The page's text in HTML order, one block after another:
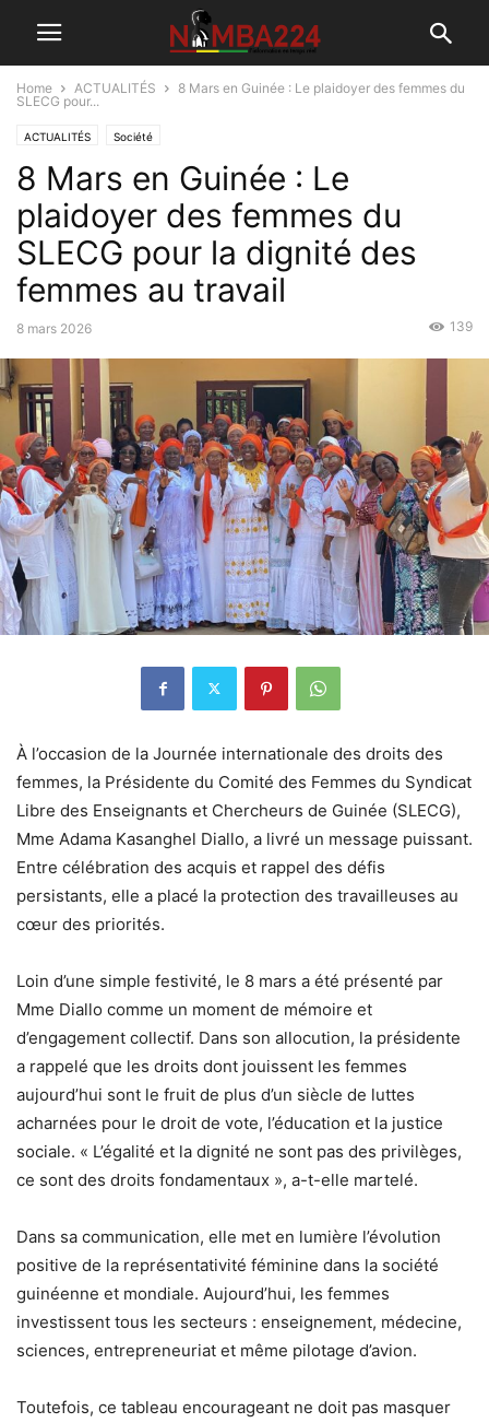
Home ACTUALITÉS
8 Mars en Guinée : Le plaidoyer des femmes du
SLECG pour...
ACTUALITÉS Société
8 Mars en Guinée : Le
plaidoyer des femmes du
SLECG pour la dignité des
femmes au travail
8 mars 2026 139
À l’occasion de la Journée internationale des droits des
femmes, la Présidente du Comité des Femmes du Syndicat
Libre des Enseignants et Chercheurs de Guinée (SLECG),
Mme Adama Kasanghel Diallo, a livré un message puissant.
Entre célébration des acquis et rappel des défis
persistants, elle a placé la protection des travailleuses au
cœur des priorités.
Loin d’une simple festivité, le 8 mars a été présenté par
Mme Diallo comme un moment de mémoire et
d’engagement collectif. Dans son allocution, la présidente
a rappelé que les droits dont jouissent les femmes
aujourd’hui sont le fruit de plus d’un siècle de luttes
acharnées pour le droit de vote, l’éducation et la justice
sociale. « L’égalité et la dignité ne sont pas des privilèges,
ce sont des droits fondamentaux », a-t-elle martelé.
Dans sa communication, elle met en lumière l’évolution
positive de la représentativité féminine dans la société
guinéenne et mondiale. Aujourd’hui, les femmes
investissent tous les secteurs : enseignement, médecine,
sciences, entrepreneuriat et même pilotage d’avion.
Toutefois, ce tableau encourageant ne doit pas masquer